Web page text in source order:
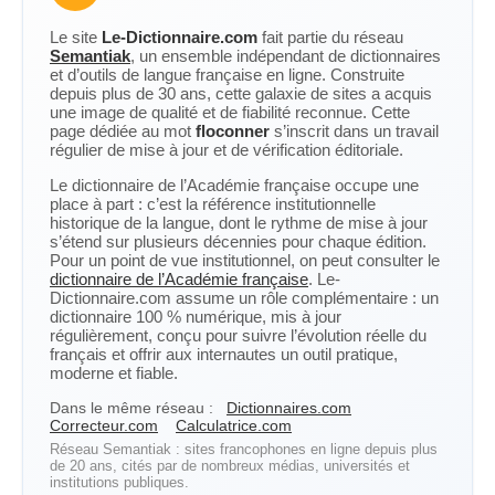
Le site Le-Dictionnaire.com fait partie du réseau
Semantiak, un ensemble indépendant de dictionnaires
et d’outils de langue française en ligne. Construite
depuis plus de 30 ans, cette galaxie de sites a acquis
une image de qualité et de fiabilité reconnue. Cette
page dédiée au mot floconner s’inscrit dans un travail
régulier de mise à jour et de vérification éditoriale.
Le dictionnaire de l’Académie française occupe une
place à part : c’est la référence institutionnelle
historique de la langue, dont le rythme de mise à jour
s’étend sur plusieurs décennies pour chaque édition.
Pour un point de vue institutionnel, on peut consulter le
dictionnaire de l’Académie française. Le-
Dictionnaire.com assume un rôle complémentaire : un
dictionnaire 100 % numérique, mis à jour
régulièrement, conçu pour suivre l’évolution réelle du
français et offrir aux internautes un outil pratique,
moderne et fiable.
Dans le même réseau :
Dictionnaires.com
Correcteur.com
Calculatrice.com
Réseau Semantiak : sites francophones en ligne depuis plus
de 20 ans, cités par de nombreux médias, universités et
institutions publiques.